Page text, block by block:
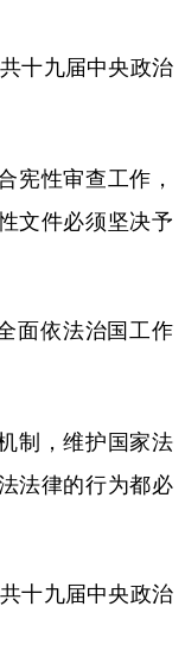
十九届中央政治
性审查工作，
文件必须坚决予
面依法治国工作
制，维护国家法
法律的行为都必
十九届中央政治